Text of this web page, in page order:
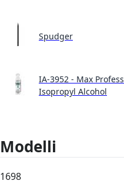
Spudger
IA-3952 - Max
Isopropyl Alcohol
Modelli
1698